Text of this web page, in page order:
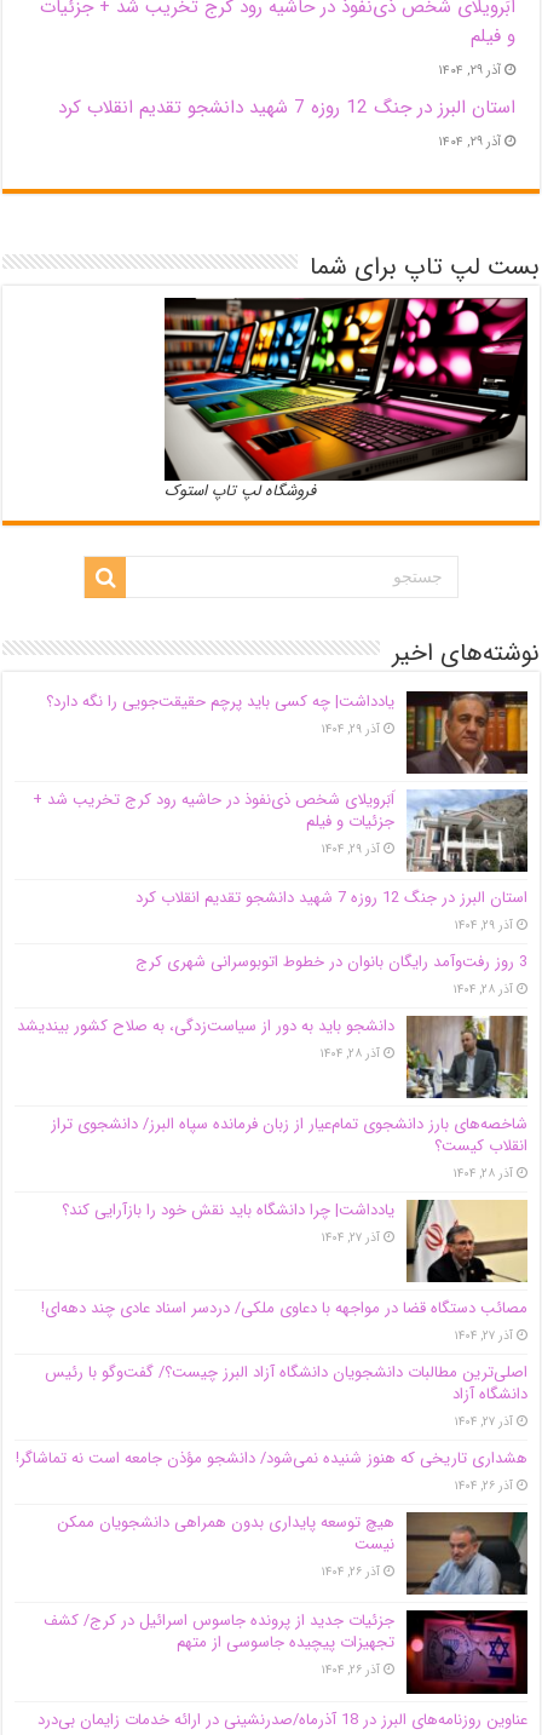
اَبَر‌ویلای شخص ذی‌نفوذ در حاشیه‌ رود کرج تخریب شد + جزئیات
و فیلم
آذر ۲۹, ۱۴۰۴
استان البرز در جنگ 12 روزه 7 شهید دانشجو تقدیم انقلاب کرد
آذر ۲۹, ۱۴۰۴
بست لپ تاپ برای شما
فروشگاه لپ تاپ استوک
نوشته‌های اخیر
یادداشت| ‌چه کسی باید پرچم حقیقت‌جویی را نگه دارد؟
آذر ۲۹, ۱۴۰۴
اَبَر‌ویلای شخص ذی‌نفوذ در حاشیه‌ رود کرج تخریب شد +
جزئیات و فیلم
آذر ۲۹, ۱۴۰۴
استان البرز در جنگ 12 روزه 7 شهید دانشجو تقدیم انقلاب کرد
آذر ۲۹, ۱۴۰۴
3 روز رفت‌وآمد رایگان بانوان در خطوط اتوبوسرانی شهری کرج
آذر ۲۸, ۱۴۰۴
دانشجو باید به دور از سیاست‌زدگی، به صلاح کشور بیندیشد
آذر ۲۸, ۱۴۰۴
شاخصه‌های بارز دانشجوی تمام‌عیار از زبان فرمانده سپاه البرز/ دانشجوی تراز
انقلاب کیست؟
آذر ۲۸, ۱۴۰۴
یادداشت| چرا دانشگاه باید نقش خود را بازآرایی کند؟
آذر ۲۷, ۱۴۰۴
مصائب دستگاه قضا در مواجهه با دعاوی ملکی/ دردسر اسناد عادی چند‌ دهه‌ای!
آذر ۲۷, ۱۴۰۴
اصلی‌ترین مطالبات دانشجویان دانشگاه آزاد البرز چیست؟/ گفت‌وگو با رئیس
دانشگاه آز‌اد
آذر ۲۷, ۱۴۰۴
هشداری تاریخی که هنوز شنیده نمی‌شود/ دانشجو مؤذن جامعه است نه تماشاگر!
آذر ۲۶, ۱۴۰۴
هیچ توسعه پایداری بدون همراهی دانشجویان ممکن
نیست
آذر ۲۶, ۱۴۰۴
جزئیات جدید از پرونده جاسوس اسرائیل در کرج/‌ کشف
تجهیزات پیچیده جاسوسی از متهم
آذر ۲۶, ۱۴۰۴
عناوین روزنامه‌های البرز در ‌18 آذرماه/صدرنشینی در ارائه خدمات زایمان بی‌درد